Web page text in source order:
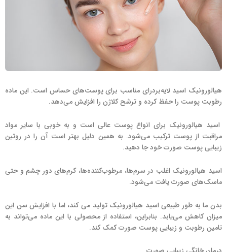
هیالورونیک اسید لایه‌بردرای مناسب برای پوست‌های حساس است. این ماده
رطوبت پوست را حفظ کرده و ترشح کلاژن را افزایش می‌دهد.
اسید هیالورونیک برای انواع پوست عالی است و به خوبی با سایر مواد
مراقبت از پوست ترکیب می‌شود. به همین دلیل بهتر است آن را در روتین
زیبایی پوست صورت خود جا دهید.
اسید هیالورونیک اغلب در سرم‌ها، مرطوب‌کننده‌ها، کرم‌های دور چشم و حتی
ماسک‌های صورت یافت می‌شود.
بدن ما به طور طبیعی اسید هیالورونیک تولید می کند، اما با افزایش سن این
میزان کاهش می‌یابد. بنابراین، استفاده از محصولی با این ماده می‌تواند به
تامین رطوبت و زیبایی پوست صورت کمک کند.